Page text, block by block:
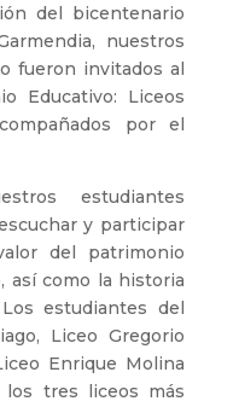
del bicentenario
nuestros
fueron invitados al
Educativo: Liceos
por el
estudiantes
y participar
del patrimonio
así como la historia
estudiantes del
Liceo Gregorio
Enrique Molina
los tres liceos más